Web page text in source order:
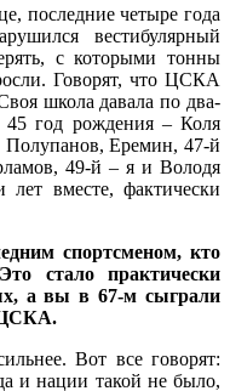
последние четыре года
вестибулярный
с которыми тонны
Говорят, что ЦСКА
школа давала по два-
45 год рождения – Коля
Полупанов, Еремин, 47-й
49-й – я и Володя
вместе, фактически
спортсменом, кто
стало практически
а вы в 67-м сыграли
ЦСКА.
Вот все говорят:
и нации такой не было,